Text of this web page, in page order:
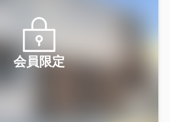
会員限定